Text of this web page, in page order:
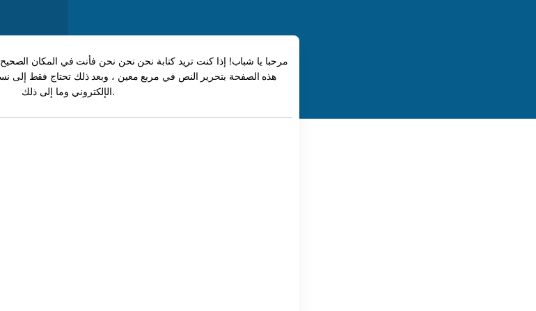
مرحبا يا شباب! إذا كنت تريد كتابة نحن نحن نحن فأنت في المكان
هذه الصفحة بتحرير النص في مربع معين ، وبعد ذلك تحتاج فقط إلى
الإلكتروني وما إلى ذلك.